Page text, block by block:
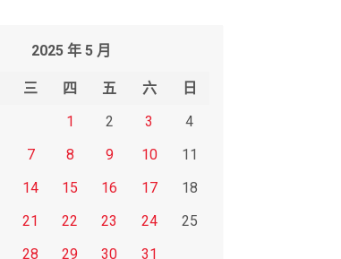
2025 年 5 月
三 四 五 六
日
1
2 3
4
7 8 9 10
11
14 15 16 17
18
21 22 23 24
25
28 29 30
31